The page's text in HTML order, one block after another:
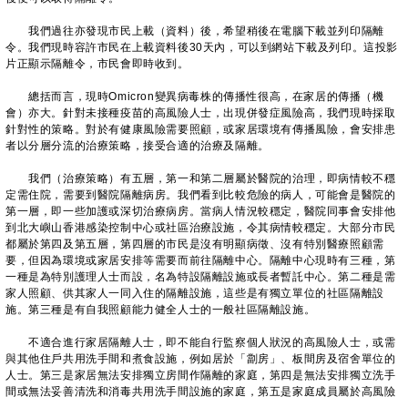
我們過往亦發現市民上載（資料）後，希望稍後在電腦下載並列印隔離
令。我們現時容許市民在上載資料後30天內，可以到網站下載及列印。這投影
片正顯示隔離令，市民會即時收到。
總括而言，現時Omicron變異病毒株的傳播性很高，在家居的傳播（機
會）亦大。針對未接種疫苗的高風險人士，出現併發症風險高，我們現時採取
針對性的策略。對於有健康風險需要照顧，或家居環境有傳播風險，會安排患
者以分層分流的治療策略，接受合適的治療及隔離。
我們（治療策略）有五層，第一和第二層屬於醫院的治理，即病情較不穩
定需住院，需要到醫院隔離病房。我們看到比較危險的病人，可能會是醫院的
第一層，即一些加護或深切治療病房。當病人情況較穩定，醫院同事會安排他
到北大嶼山香港感染控制中心或社區治療設施，令其病情較穩定。大部分市民
都屬於第四及第五層，第四層的市民是沒有明顯病徵、沒有特別醫療照顧需
要，但因為環境或家居安排等需要而前往隔離中心。隔離中心現時有三種，第
一種是為特別護理人士而設，名為特設隔離設施或長者暫託中心。第二種是需
家人照顧、供其家人一同入住的隔離設施，這些是有獨立單位的社區隔離設
施。第三種是有自我照顧能力健全人士的一般社區隔離設施。
不適合進行家居隔離人士，即不能自行監察個人狀況的高風險人士，或需
與其他住戶共用洗手間和煮食設施，例如居於「劏房」、板間房及宿舍單位的
人士。第三是家居無法安排獨立房間作隔離的家庭，第四是無法安排獨立洗手
間或無法妥善清洗和消毒共用洗手間設施的家庭，第五是家庭成員屬於高風險